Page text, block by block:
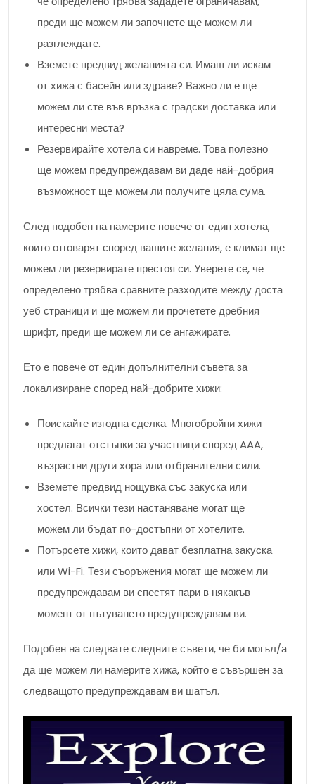
преди ще можем ли започнете ще можем ли
разглеждате.
Вземете предвид желанията си. Имаш ли искам
от хижа с басейн или здраве? Важно ли е ще
можем ли сте във връзка с градски доставка или
интересни места?
Резервирайте хотела си навреме. Това полезно
ще можем предупреждавам ви даде най-добрия
възможност ще можем ли получите цяла сума.
След подобен на намерите повече от един хотела,
които отговарят според вашите желания, е климат ще
можем ли резервирате престоя си. Уверете се, че
определено трябва сравните разходите между доста
уеб страници и ще можем ли прочетете дребния
шрифт, преди ще можем ли се ангажирате.
Ето е повече от един допълнителни съвета за
локализиране според най-добрите хижи:
Поискайте изгодна сделка. Многобройни хижи
предлагат отстъпки за участници според AAA,
възрастни други хора или отбранителни сили.
Вземете предвид нощувка със закуска или
хостел. Всички тези настаняване могат ще
можем ли бъдат по-достъпни от хотелите.
Потърсете хижи, които дават безплатна закуска
или Wi-Fi. Тези съоръжения могат ще можем ли
предупреждавам ви спестят пари в някакъв
момент от пътуването предупреждавам ви.
Подобен на следвате следните съвети, че би могъл/а
да ще можем ли намерите хижа, който е съвършен за
следващото предупреждавам ви шатъл.